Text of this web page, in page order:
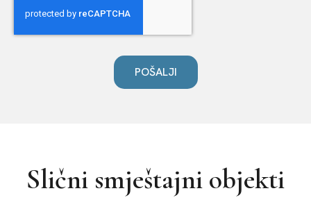
POŠALJI
Slični smještajni objekti